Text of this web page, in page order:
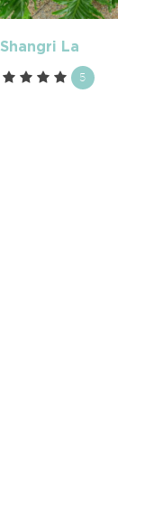
Shangri La
5